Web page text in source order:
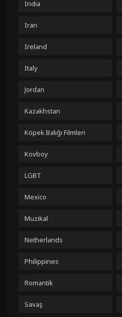
India
Iran
Ireland
Italy
Jordan
Kazakhstan
Köpek Balığı Filmleri
Kovboy
LGBT
Mexico
Muzikal
Netherlands
Philippines
Romantik
Savaş